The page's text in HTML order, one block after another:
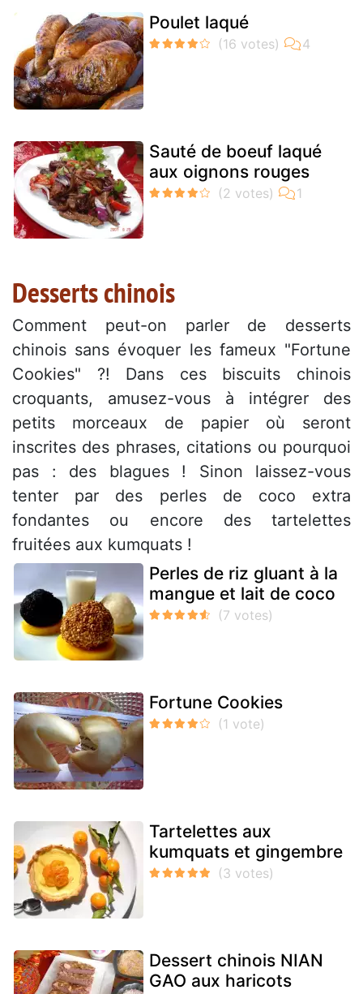
Poulet laqué
Sauté de boeuf laqué
aux oignons rouges
Desserts chinois
Comment peut-on parler de desserts
chinois sans évoquer les fameux "Fortune
Cookies" ?! Dans ces biscuits chinois
croquants, amusez-vous à intégrer des
petits morceaux de papier où seront
inscrites des phrases, citations ou pourquoi
pas : des blagues ! Sinon laissez-vous
tenter par des perles de coco extra
fondantes ou encore des tartelettes
fruitées aux kumquats !
Perles de riz gluant à la
mangue et lait de coco
Fortune Cookies
Tartelettes aux
kumquats et gingembre
Dessert chinois NIAN
GAO aux haricots